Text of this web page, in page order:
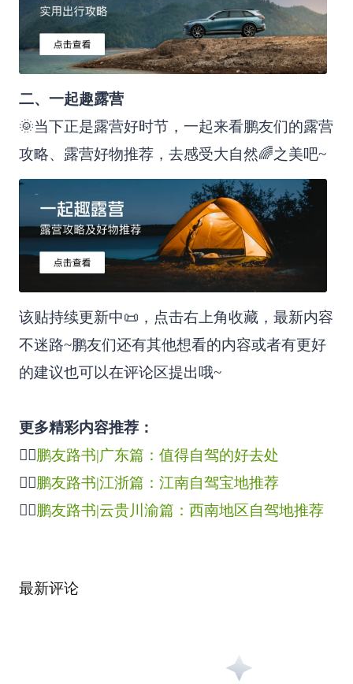
二、一起趣露营
🌞当下正是露营好时节，一起来看鹏友们的露营
攻略、露营好物推荐，去感受大自然🌈之美吧~
该贴持续更新中📜，点击右上角收藏，最新内容
不迷路~鹏友们还有其他想看的内容或者有更好
的建议也可以在评论区提出哦~
更多精彩内容推荐：
👉🏻鹏友路书|广东篇：值得自驾的好去处
👉🏻鹏友路书|江浙篇：江南自驾宝地推荐
👉🏻鹏友路书|云贵川渝篇：西南地区自驾地推荐
最新评论